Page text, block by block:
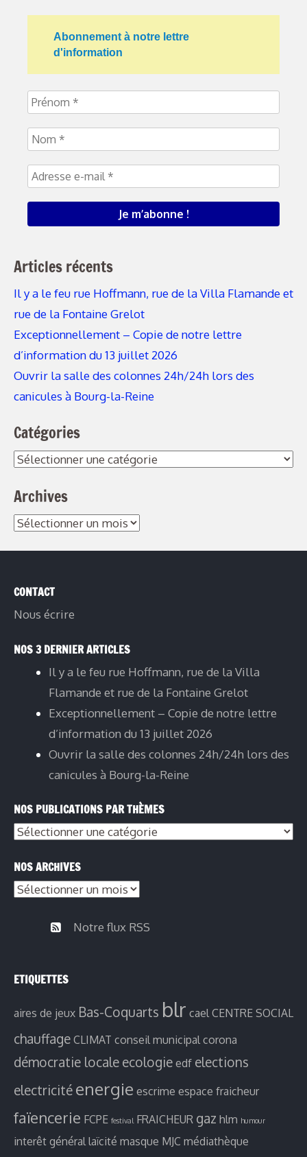
Abonnement à notre lettre
d'information
Articles récents
Il y a le feu rue Hoffmann, rue de la Villa Flamande et
rue de la Fontaine Grelot
Exceptionnellement – Copie de notre lettre
d’information du 13 juillet 2026
Ouvrir la salle des colonnes 24h/24h lors des
canicules à Bourg-la-Reine
Catégories
Catégories
Archives
Archives
CONTACT
Nous écrire
NOS 3 DERNIER ARTICLES
Il y a le feu rue Hoffmann, rue de la Villa
Flamande et rue de la Fontaine Grelot
Exceptionnellement – Copie de notre lettre
d’information du 13 juillet 2026
Ouvrir la salle des colonnes 24h/24h lors des
canicules à Bourg-la-Reine
NOS PUBLICATIONS PAR THÈMES
Nos
par
thèmes
NOS ARCHIVES
Nos
Notre flux RSS
ETIQUETTES
aires de jeux Bas-Coquarts blr cael CENTRE SOCIAL
chauffage CLIMAT conseil municipal corona
démocratie locale ecologie edf elections
electricité energie escrime espace fraicheur
faïencerie FCPE festival FRAICHEUR gaz hlm humour
interêt général laïcité masque MJC médiathèque